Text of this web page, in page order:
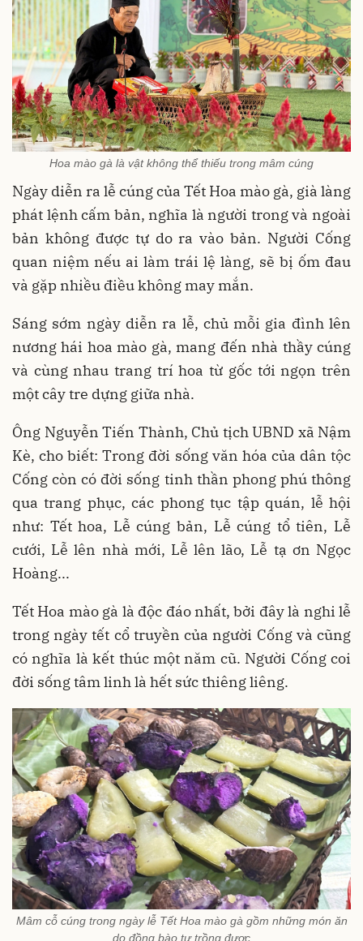
Hoa mào gà là vật không thể thiếu trong mâm cúng
Ngày diễn ra lễ cúng của Tết Hoa mào gà, già làng
phát lệnh cấm bản, nghĩa là người trong và ngoài
bản không được tự do ra vào bản. Người Cống
quan niệm nếu ai làm trái lệ làng, sẽ bị ốm đau
và gặp nhiều điều không may mắn.
Sáng sớm ngày diễn ra lễ, chủ mỗi gia đình lên
nương hái hoa mào gà, mang đến nhà thầy cúng
và cùng nhau trang trí hoa từ gốc tới ngọn trên
một cây tre dựng giữa nhà.
Ông Nguyễn Tiến Thành, Chủ tịch UBND xã Nậm
Kè, cho biết: Trong đời sống văn hóa của dân tộc
Cống còn có đời sống tinh thần phong phú thông
qua trang phục, các phong tục tập quán, lễ hội
như: Tết hoa, Lễ cúng bản, Lễ cúng tổ tiên, Lễ
cưới, Lễ lên nhà mới, Lễ lên lão, Lễ tạ ơn Ngọc
Hoàng...
Tết Hoa mào gà là độc đáo nhất, bởi đây là nghi lễ
trong ngày tết cổ truyền của người Cống và cũng
có nghĩa là kết thúc một năm cũ. Người Cống coi
đời sống tâm linh là hết sức thiêng liêng.
Mâm cỗ cúng trong ngày lễ Tết Hoa mào gà gồm những món ăn
do đồng bào tự trồng được